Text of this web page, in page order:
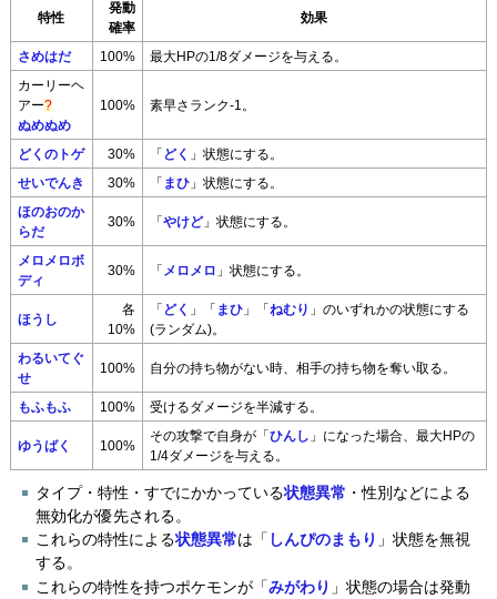
特性
発動
確率
効果
さめはだ 100% 最大HPの1/8ダメージを与える。
カーリーヘ
アー?
ぬめぬめ
100% 素早さランク-1。
どくのトゲ 30% 「 どく 」状態にする。
せいでんき 30% 「 まひ」状態にする。
ほのおのか
らだ
30% 「 やけど」状態にする。
メロメロボ
ディ
30% 「 メロメロ 」状態にする。
ほうし
各
10%
「 どく 」「 まひ」「 ねむり 」のいずれかの状態にする
(ランダム)。
わるいてぐ
せ
100% 自分の持ち物がない時、相手の持ち物を奪い取る。
もふもふ 100% 受けるダメージを半減する。
ゆうばく 100%
その攻撃で自身が「 ひんし 」になった場合、最大HPの
1/4ダメージを与える。
タイプ・特性・すでにかかっている状態異常 ・性別などによる
無効化が優先される。
これらの特性による状態異常は「 しんぴのまもり 」状態を無視
する。
これらの特性を持つポケモンが「みがわり 」状態の場合は発動